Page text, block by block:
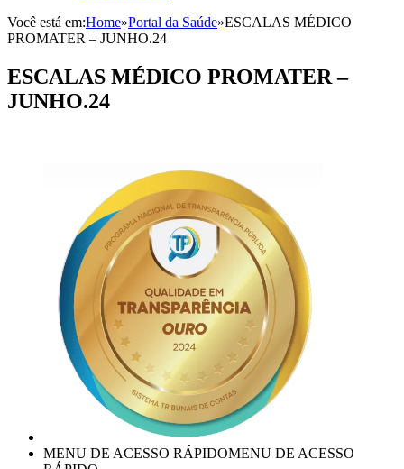
Você está em:Home»Portal da Saúde»ESCALAS MÉDICO
PROMATER – JUNHO.24
ESCALAS MÉDICO PROMATER –
JUNHO.24
MENU DE ACESSO RÁPIDOMENU DE ACESSO